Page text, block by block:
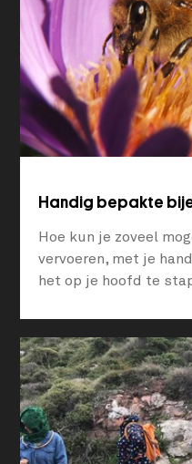
Handig bepakte
Hoe kun je zoveel
vervoeren, met je
het op je hoofd te